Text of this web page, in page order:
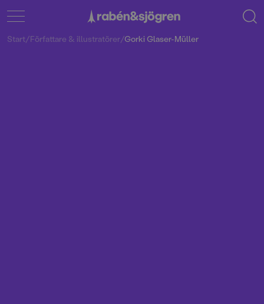
Start/Författare & illustratörer/Gorki Glaser-Müller